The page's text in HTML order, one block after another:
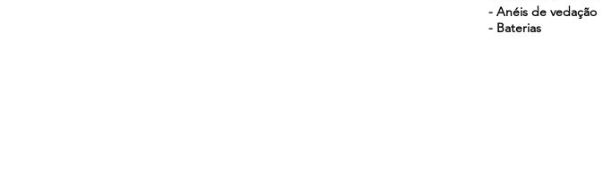
- Anéis de vedação
- Baterias